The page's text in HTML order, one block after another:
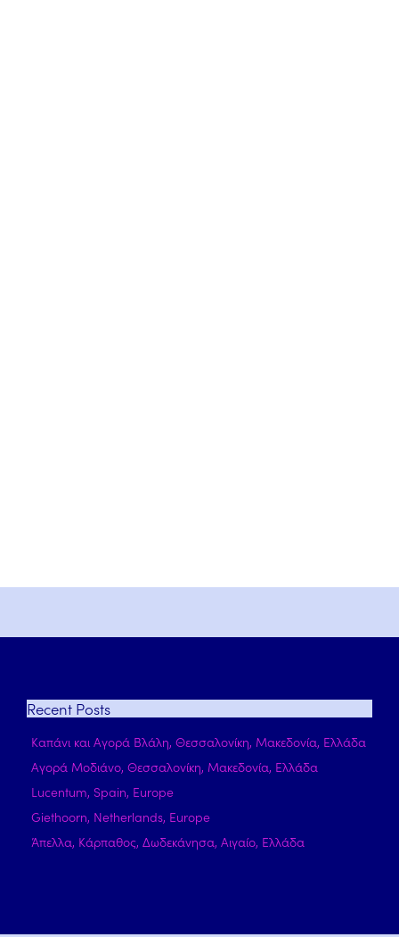
Recent Posts
Καπάνι και Αγορά Βλάλη, Θεσσαλονίκη, Μακεδονία, Ελλάδα
Αγορά Μοδιάνο, Θεσσαλονίκη, Μακεδονία, Ελλάδα
Lucentum, Spain, Europe
Giethoorn, Netherlands, Europe
Άπελλα, Κάρπαθος, Δωδεκάνησα, Αιγαίο, Ελλάδα